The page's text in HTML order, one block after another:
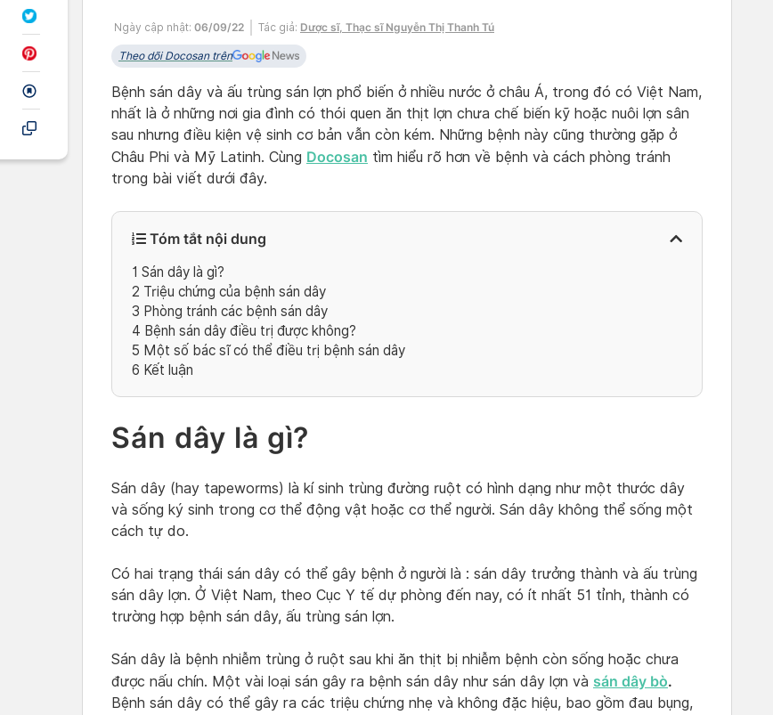
Ngày cập nhật: 06/09/22 Tác giả: Dược sĩ, Thạc sĩ Nguyễn Thị Thanh Tú
Theo dõi Docosan trên
Bệnh sán dây và ấu trùng sán lợn phổ biến ở nhiều nước ở châu Á, trong đó có Việt Nam,
nhất là ở những nơi gia đình có thói quen ăn thịt lợn chưa chế biến kỹ hoặc nuôi lợn sân
sau nhưng điều kiện vệ sinh cơ bản vẫn còn kém. Những bệnh này cũng thường gặp ở
Châu Phi và Mỹ Latinh. Cùng Docosan tìm hiểu rõ hơn về bệnh và cách phòng tránh
trong bài viết dưới đây.
Tóm tắt nội dung
1 Sán dây là gì?
2 Triệu chứng của bệnh sán dây
3 Phòng tránh các bệnh sán dây
4 Bệnh sán dây điều trị được không?
5 Một số bác sĩ có thể điều trị bệnh sán dây
6 Kết luận
Sán dây là gì?
Sán dây (hay tapeworms) là kí sinh trùng đường ruột có hình dạng như một thước dây
và sống ký sinh trong cơ thể động vật hoặc cơ thể người. Sán dây không thể sống một
cách tự do.
Có hai trạng thái sán dây có thể gây bệnh ở người là : sán dây trưởng thành và ấu trùng
sán dây lợn. Ở Việt Nam, theo Cục Y tế dự phòng đến nay, có ít nhất 51 tỉnh, thành có
trường hợp bệnh sán dây, ấu trùng sán lợn.
Sán dây là bệnh nhiễm trùng ở ruột sau khi ăn thịt bị nhiễm bệnh còn sống hoặc chưa
được nấu chín. Một vài loại sán gây ra bệnh sán dây như sán dây lợn và sán dây bò.
Bệnh sán dây có thể gây ra các triệu chứng nhẹ và không đặc hiệu, bao gồm đau bụng,